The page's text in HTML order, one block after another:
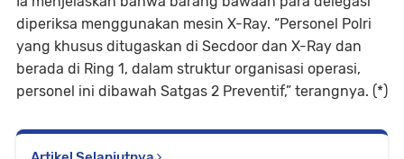
diperiksa menggunakan mesin X-Ray. “Personel Polri
yang khusus ditugaskan di Secdoor dan X-Ray dan
berada di Ring 1, dalam struktur organisasi operasi,
personel ini dibawah Satgas 2 Preventif,” terangnya. (*)